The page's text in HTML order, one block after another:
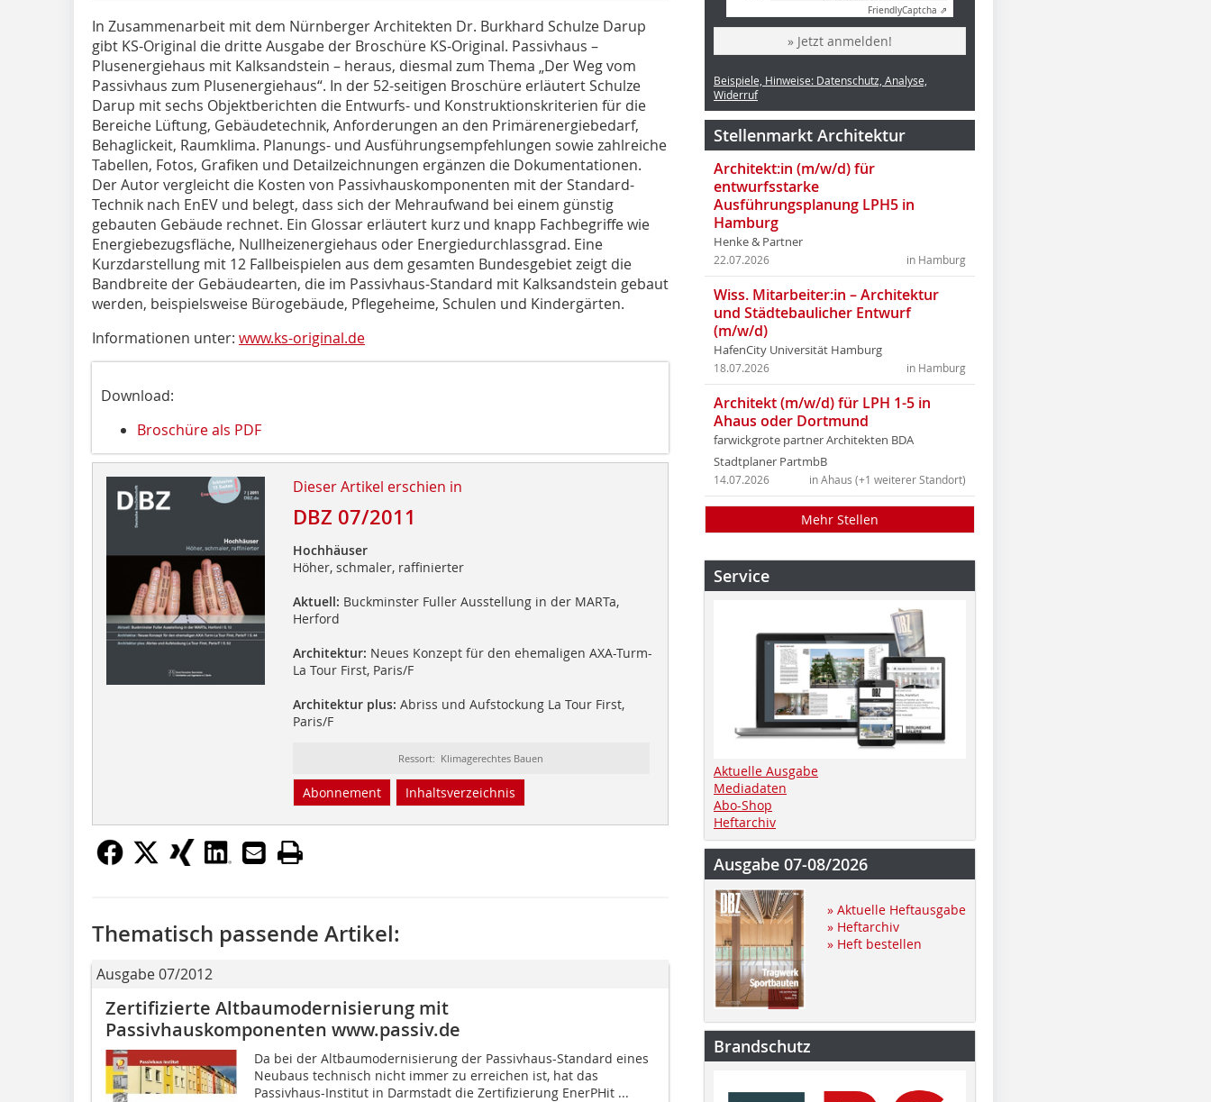
In Zusammenarbeit mit dem Nürnberger Architekten Dr. Burkhard Schulze Darup
gibt KS-Original die dritte Ausgabe der Broschüre KS-Original. Passivhaus –
Plusenergiehaus mit Kalksandstein – heraus, diesmal zum Thema „Der Weg vom
Passivhaus zum Plusener­giehaus“. In der 52-seitigen Broschüre erläutert Schulze
Darup mit sechs Objektberichten die Entwurfs- und Konstruktionskriterien für die
Bereiche Lüftung, Gebäudetechnik, Anforderungen an den Primärenergiebedarf,
Behaglickeit, Raumklima. Planungs- und Ausführungsempfehlungen sowie zahlreiche
Tabellen, Fotos, Grafiken und Detail­zeichnungen ergänzen die Dokumentationen.
Der Autor vergleicht die Kosten von Passivhauskomponenten mit der Standard-
Technik nach EnEV und belegt, dass sich der Mehraufwand bei einem günstig
gebauten Gebäude rechnet. Ein Glossar erläutert kurz und knapp Fachbegriffe wie
Energiebezugsfläche, Nullheizenergiehaus oder Energiedurchlassgrad. Eine
Kurzdarstellung mit 12 Fallbeispielen aus dem gesamten Bundesgebiet zeigt die
Bandbreite der Gebäudearten, die im Passivhaus-Standard mit Kalksandstein gebaut
werden, beispielsweise Bürogebäude, Pflegeheime, Schulen und Kindergärten.
Informationen unter: www.ks-original.de
Download:
Broschüre als PDF
Dieser Artikel erschien in
DBZ 07/2011
Hochhäuser
Höher, schmaler, raffinierter
Aktuell: Buckminster Fuller Ausstellung in der MARTa,
Herford
Architektur: Neues Konzept für den ehemaligen AXA-Turm-
La Tour First, Paris/F
Architektur plus: Abriss und Aufstockung La Tour First,
Paris/F
Ressort: Klimagerechtes Bauen
Abonnement Inhaltsverzeichnis
Thematisch passende Artikel:
Ausgabe 07/2012
Zertifizierte Altbaumodernisierung mit
Passivhauskomponenten www.passiv.de
Da bei der Altbau­modernisierung der Passivhaus-Standard eines
Neubaus technisch nicht immer zu erreichen ist, hat das
Passivhaus-Institut in Darmstadt die Zertifizierung EnerPHit ...
FriendlyCaptcha ⇗
» Jetzt anmelden!
Beispiele, Hinweise: Datenschutz, Analyse,
Widerruf
Stellenmarkt Architektur
Architekt:in (m/w/d) für
entwurfsstarke
Ausführungsplanung LPH5 in
Hamburg
Henke & Partner
in Hamburg
22.07.2026
Wiss. Mitarbeiter:in – Architektur
und Städtebaulicher Entwurf
(m/w/d)
HafenCity Universität Hamburg
in Hamburg
18.07.2026
Architekt (m/w/d) für LPH 1-5 in
Ahaus oder Dortmund
farwickgrote partner Architekten BDA
Stadtplaner PartmbB
in Ahaus (+1 weiterer Standort)
14.07.2026
Mehr Stellen
Service
Aktuelle Ausgabe
Mediadaten
Abo-Shop
Heftarchiv
Ausgabe 07-08/2026
» Aktuelle Heftausgabe
» Heftarchiv
» Heft bestellen
Brandschutz